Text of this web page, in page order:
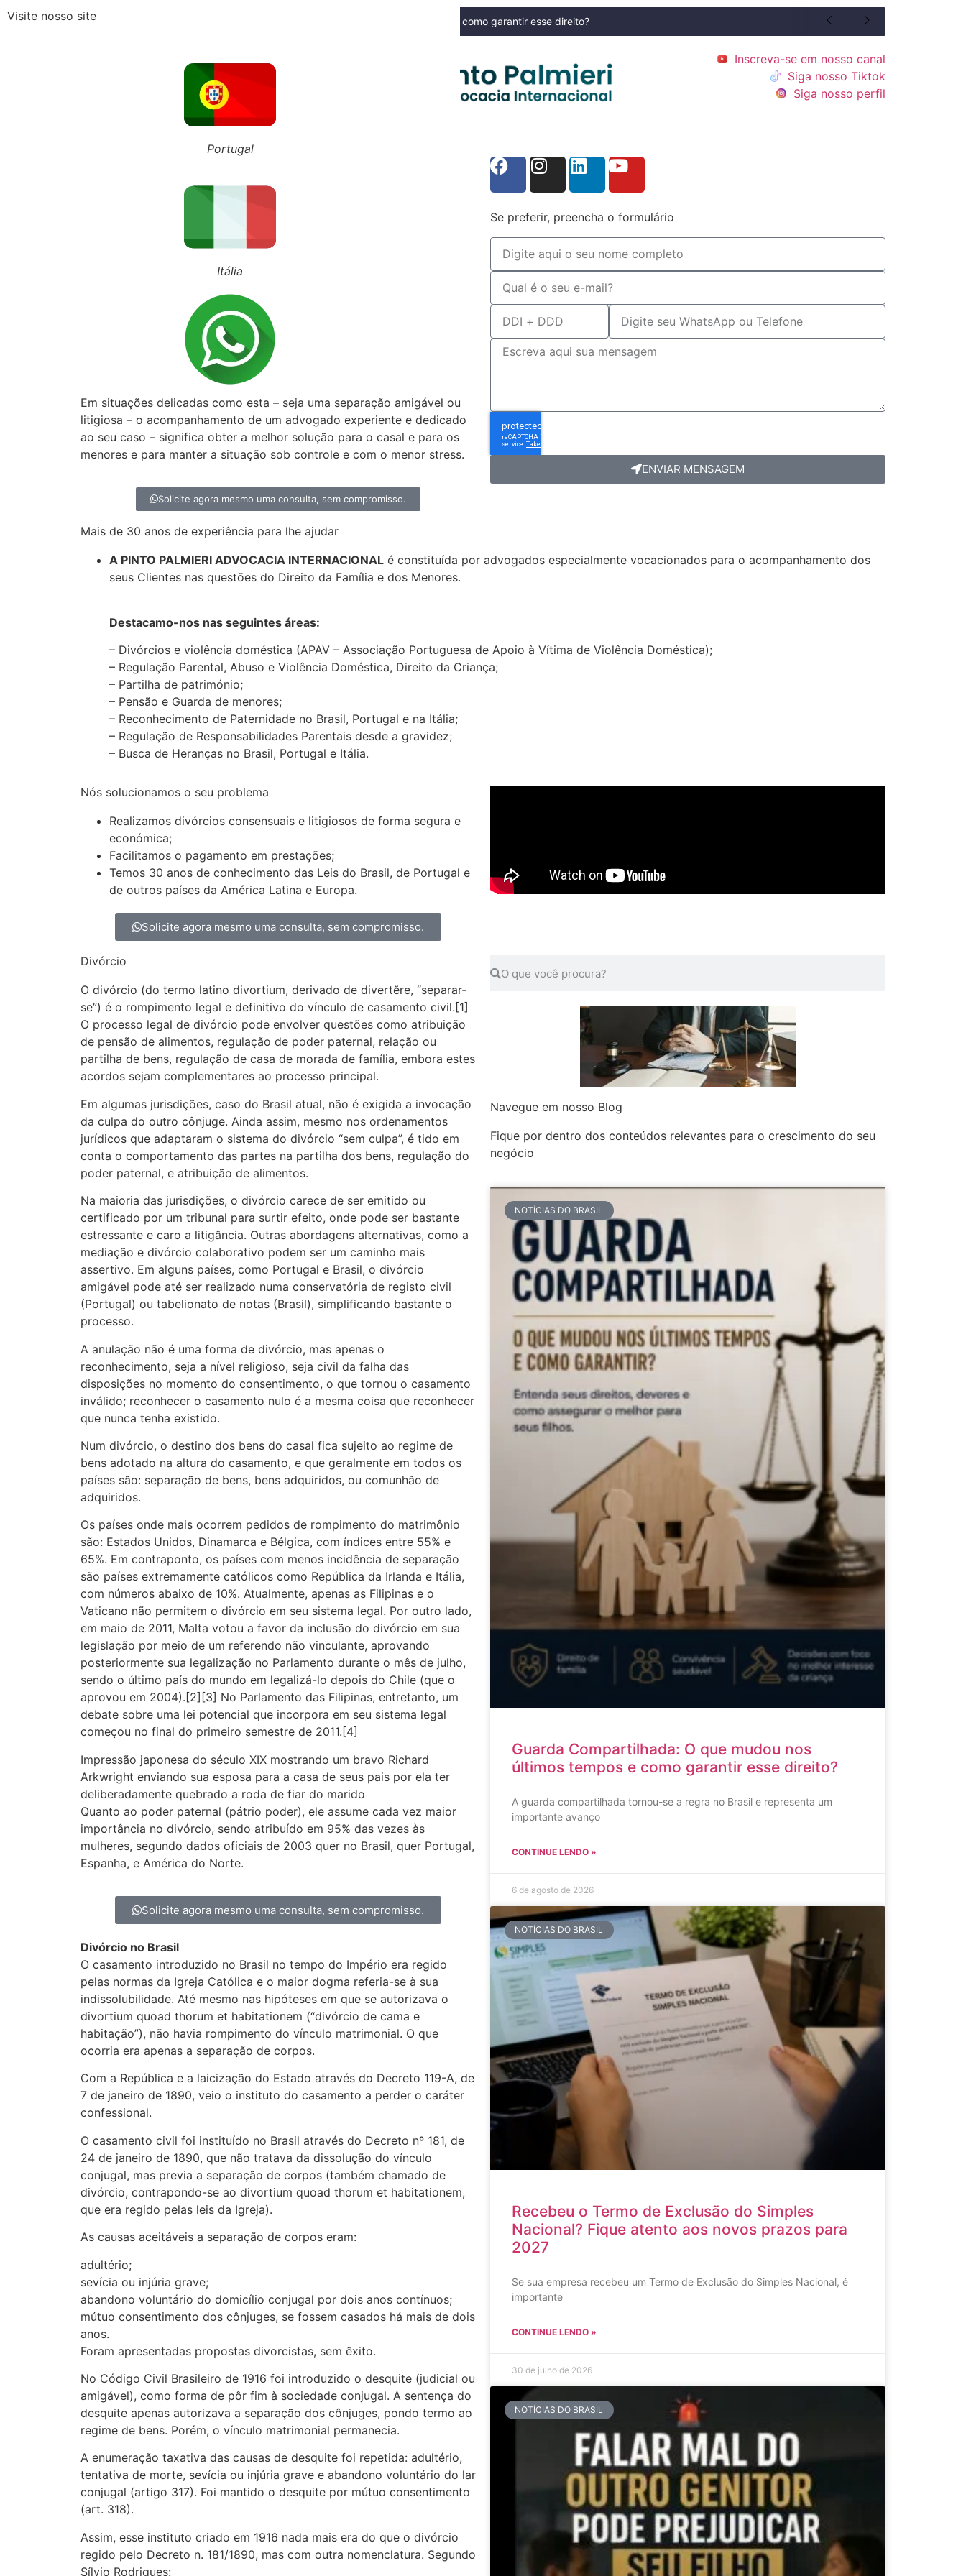
ÚLTIMOS POSTS Recebeu o Termo de Exclusão do Simples Nacional? Fique atento aos novos prazos para 2027
+351 911 016 989
+39 348 385 1883
Inscreva-se em nosso canal
Siga nosso Tiktok
Siga nosso perfil
Precisa de um advogado
especialista em Divórcio?
Em situações delicadas como esta – seja uma separação amigável ou
litigiosa – o acompanhamento de um advogado experiente e dedicado
ao seu caso – significa obter a melhor solução para o casal e para os
menores e para manter a situação sob controle e com o menor stress.
Solicite agora mesmo uma consulta, sem compromisso.
Se preferir, preencha o formulário
ENVIAR MENSAGEM
Mais de 30 anos de experiência para lhe ajudar
A PINTO PALMIERI ADVOCACIA INTERNACIONAL é constituída por advogados especialmente vocacionados para o acompanhamento dos
seus Clientes nas questões do Direito da Família e dos Menores.
Destacamo-nos nas seguintes áreas:
– Divórcios e violência doméstica (APAV – Associação Portuguesa de Apoio à Vítima de Violência Doméstica);
– Regulação Parental, Abuso e Violência Doméstica, Direito da Criança;
– Partilha de património;
– Pensão e Guarda de menores;
– Reconhecimento de Paternidade no Brasil, Portugal e na Itália;
– Regulação de Responsabilidades Parentais desde a gravidez;
– Busca de Heranças no Brasil, Portugal e Itália.
Nós solucionamos o seu problema
Realizamos divórcios consensuais e litigiosos de forma segura e
económica;
Facilitamos o pagamento em prestações;
Temos 30 anos de conhecimento das Leis do Brasil, de Portugal e
de outros países da América Latina e Europa.
Solicite agora mesmo uma consulta, sem compromisso.
Divórcio
O divórcio (do termo latino divortium, derivado de divertĕre, “separar-
se”) é o rompimento legal e definitivo do vínculo de casamento civil.[1]
O processo legal de divórcio pode envolver questões como atribuição
de pensão de alimentos, regulação de poder paternal, relação ou
partilha de bens, regulação de casa de morada de família, embora estes
acordos sejam complementares ao processo principal.
Em algumas jurisdições, caso do Brasil atual, não é exigida a invocação
da culpa do outro cônjuge. Ainda assim, mesmo nos ordenamentos
jurídicos que adaptaram o sistema do divórcio “sem culpa”, é tido em
conta o comportamento das partes na partilha dos bens, regulação do
poder paternal, e atribuição de alimentos.
Na maioria das jurisdições, o divórcio carece de ser emitido ou
certificado por um tribunal para surtir efeito, onde pode ser bastante
estressante e caro a litigância. Outras abordagens alternativas, como a
mediação e divórcio colaborativo podem ser um caminho mais
assertivo. Em alguns países, como Portugal e Brasil, o divórcio
amigável pode até ser realizado numa conservatória de registo civil
(Portugal) ou tabelionato de notas (Brasil), simplificando bastante o
processo.
A anulação não é uma forma de divórcio, mas apenas o
reconhecimento, seja a nível religioso, seja civil da falha das
disposições no momento do consentimento, o que tornou o casamento
inválido; reconhecer o casamento nulo é a mesma coisa que reconhecer
que nunca tenha existido.
Num divórcio, o destino dos bens do casal fica sujeito ao regime de
bens adotado na altura do casamento, e que geralmente em todos os
países são: separação de bens, bens adquiridos, ou comunhão de
adquiridos.
Os países onde mais ocorrem pedidos de rompimento do matrimônio
são: Estados Unidos, Dinamarca e Bélgica, com índices entre 55% e
65%. Em contraponto, os países com menos incidência de separação
são países extremamente católicos como República da Irlanda e Itália,
com números abaixo de 10%. Atualmente, apenas as Filipinas e o
Vaticano não permitem o divórcio em seu sistema legal. Por outro lado,
em maio de 2011, Malta votou a favor da inclusão do divórcio em sua
legislação por meio de um referendo não vinculante, aprovando
posteriormente sua legalização no Parlamento durante o mês de julho,
sendo o último país do mundo em legalizá-lo depois do Chile (que o
aprovou em 2004).[2][3] No Parlamento das Filipinas, entretanto, um
debate sobre uma lei potencial que incorpora em seu sistema legal
começou no final do primeiro semestre de 2011.[4]
Impressão japonesa do século XIX mostrando um bravo Richard
Arkwright enviando sua esposa para a casa de seus pais por ela ter
deliberadamente quebrado a roda de fiar do marido
Quanto ao poder paternal (pátrio poder), ele assume cada vez maior
importância no divórcio, sendo atribuído em 95% das vezes às
mulheres, segundo dados oficiais de 2003 quer no Brasil, quer Portugal,
Espanha, e América do Norte.
Solicite agora mesmo uma consulta, sem compromisso.
Divórcio no Brasil
O casamento introduzido no Brasil no tempo do Império era regido
pelas normas da Igreja Católica e o maior dogma referia-se à sua
indissolubilidade. Até mesmo nas hipóteses em que se autorizava o
divortium quoad thorum et habitationem (“divórcio de cama e
habitação”), não havia rompimento do vínculo matrimonial. O que
ocorria era apenas a separação de corpos.
Com a República e a laicização do Estado através do Decreto 119-A, de
7 de janeiro de 1890, veio o instituto do casamento a perder o caráter
confessional.
O casamento civil foi instituído no Brasil através do Decreto nº 181, de
24 de janeiro de 1890, que não tratava da dissolução do vínculo
conjugal, mas previa a separação de corpos (também chamado de
divórcio, contrapondo-se ao divortium quoad thorum et habitationem,
que era regido pelas leis da Igreja).
As causas aceitáveis a separação de corpos eram:
adultério;
sevícia ou injúria grave;
abandono voluntário do domicílio conjugal por dois anos contínuos;
mútuo consentimento dos cônjuges, se fossem casados há mais de dois
anos.
Foram apresentadas propostas divorcistas, sem êxito.
No Código Civil Brasileiro de 1916 foi introduzido o desquite (judicial ou
amigável), como forma de pôr fim à sociedade conjugal. A sentença do
desquite apenas autorizava a separação dos cônjuges, pondo termo ao
regime de bens. Porém, o vínculo matrimonial permanecia.
A enumeração taxativa das causas de desquite foi repetida: adultério,
tentativa de morte, sevícia ou injúria grave e abandono voluntário do lar
conjugal (artigo 317). Foi mantido o desquite por mútuo consentimento
(art. 318).
Assim, esse instituto criado em 1916 nada mais era do que o divórcio
regido pelo Decreto n. 181/1890, mas com outra nomenclatura. Segundo
Sílvio Rodrigues:
Navegue em nosso Blog
Fique por dentro dos conteúdos relevantes para o crescimento do seu
negócio
NOTÍCIAS DO BRASIL
Guarda Compartilhada: O que mudou nos
últimos tempos e como garantir esse direito?
A guarda compartilhada tornou-se a regra no Brasil e representa um
importante avanço
CONTINUE LENDO »
6 de agosto de 2026
NOTÍCIAS DO BRASIL
Recebeu o Termo de Exclusão do Simples
Nacional? Fique atento aos novos prazos para
2027
Se sua empresa recebeu um Termo de Exclusão do Simples Nacional, é
importante
CONTINUE LENDO »
30 de julho de 2026
NOTÍCIAS DO BRASIL
Visite nosso site
Portugal
Itália